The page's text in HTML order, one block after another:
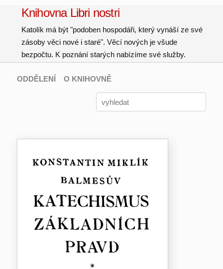
Knihovna Libri nostri
Katolík má být "podoben hospodáři, který vynáší ze své
zásoby věci nové i staré". Věcí nových je všude
bezpočtu. K poznání starých nabízíme své služby.
ODDĚLENÍ O KNIHOVNĚ